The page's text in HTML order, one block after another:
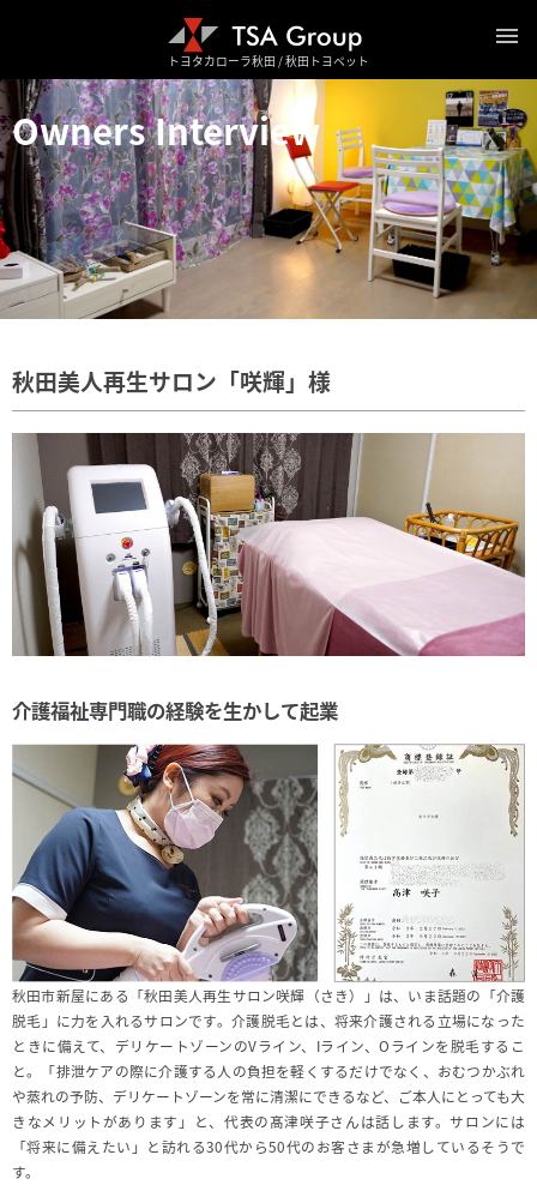
トヨタカローラ秋田 / 秋田トヨペット
Owners Interview
秋田美人再生サロン「咲輝」様
介護福祉専門職の経験を生かして起業
秋田市新屋にある「秋田美人再生サロン咲輝（さき）」は、いま話題の「介護
脱毛」に力を入れるサロンです。介護脱毛とは、将来介護される立場になった
ときに備えて、デリケートゾーンのVライン、Iライン、Oラインを脱毛するこ
と。「排泄ケアの際に介護する人の負担を軽くするだけでなく、おむつかぶれ
や蒸れの予防、デリケートゾーンを常に清潔にできるなど、ご本人にとっても大
きなメリットがあります」と、代表の髙津咲子さんは話します。サロンには
「将来に備えたい」と訪れる30代から50代のお客さまが急増しているそうで
す。